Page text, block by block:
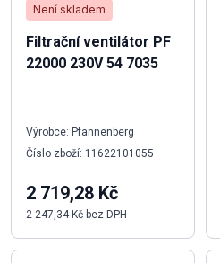
Není skladem
Filtrační ventilátor PF
22000 230V 54 7035
Výrobce: Pfannenberg
Číslo zboží: 11622101055
2 719,28 Kč
2 247,34 Kč bez DPH